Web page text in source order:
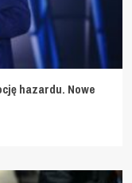
hazardu. Nowe